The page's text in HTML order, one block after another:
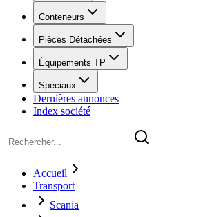
Conteneurs
Pièces Détachées
Équipements TP
Spéciaux
Dernières annonces
Index société
Accueil
Transport
Scania